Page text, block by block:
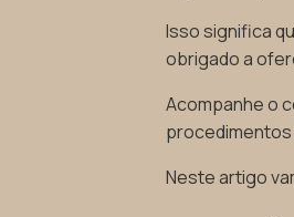
Isso significa
obrigado a
Acompanhe o
procedimentos
Neste artigo